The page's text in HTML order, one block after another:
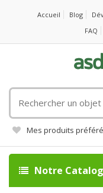
Accueil Blog
FAQ
un
objet
publicitaire
Mes produits
Notre